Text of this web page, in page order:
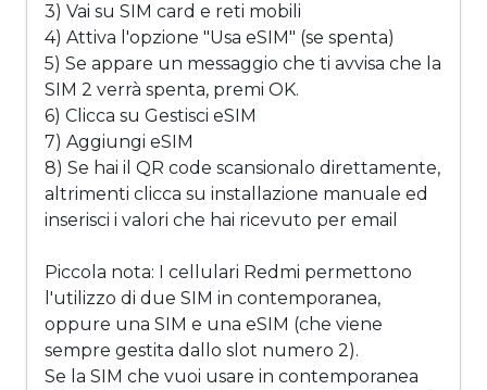
3) Vai su SIM card e reti mobili
4) Attiva l'opzione "Usa eSIM" (se spenta)
5) Se appare un messaggio che ti avvisa che la
SIM 2 verrà spenta, premi OK.
6) Clicca su Gestisci eSIM
7) Aggiungi eSIM
8) Se hai il QR code scansionalo direttamente,
altrimenti clicca su installazione manuale ed
inserisci i valori che hai ricevuto per email
Piccola nota: I cellulari Redmi permettono
l'utilizzo di due SIM in contemporanea,
oppure una SIM e una eSIM (che viene
sempre gestita dallo slot numero 2).
Se la SIM che vuoi usare in contemporanea